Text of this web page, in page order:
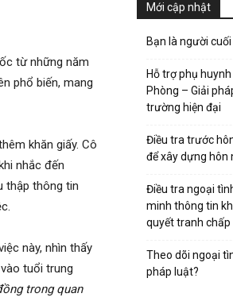
từ những năm
phổ biến, mang
khăn giấy. Cô
nhắc đến
thập thông tin
này, nhìn thấy
tuổi trung
trong quan
Mới cập nhật
Bạn là người
Hỗ trợ phụ
Phòng – Giải
trường hiện đại
Điều tra trước
để xây dựng hôn
Điều tra ngoại
minh thông tin
quyết tranh chấp
Theo dõi ngoại
pháp luật?